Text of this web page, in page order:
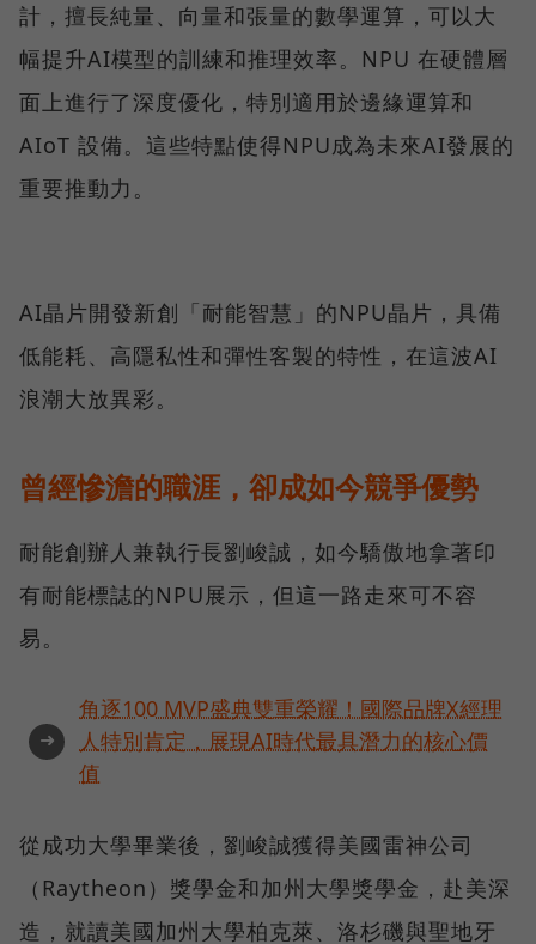
計，擅長純量、向量和張量的數學運算，可以大
幅提升AI模型的訓練和推理效率。NPU 在硬體層
面上進行了深度優化，特別適用於邊緣運算和
AIoT 設備。這些特點使得NPU成為未來AI發展的
重要推動力。
AI晶片開發新創「耐能智慧」的NPU晶片，具備
低能耗、高隱私性和彈性客製的特性，在這波AI
浪潮大放異彩。
曾經慘澹的職涯，卻成如今競爭優勢
耐能創辦人兼執行長劉峻誠，如今驕傲地拿著印
有耐能標誌的NPU展示，但這一路走來可不容
易。
➜
角逐100 MVP盛典雙重榮耀！國際品牌X經理
人特別肯定，展現AI時代最具潛力的核心價
值
從成功大學畢業後，劉峻誠獲得美國雷神公司
（Raytheon）獎學金和加州大學獎學金，赴美深
造，就讀美國加州大學柏克萊、洛杉磯與聖地牙